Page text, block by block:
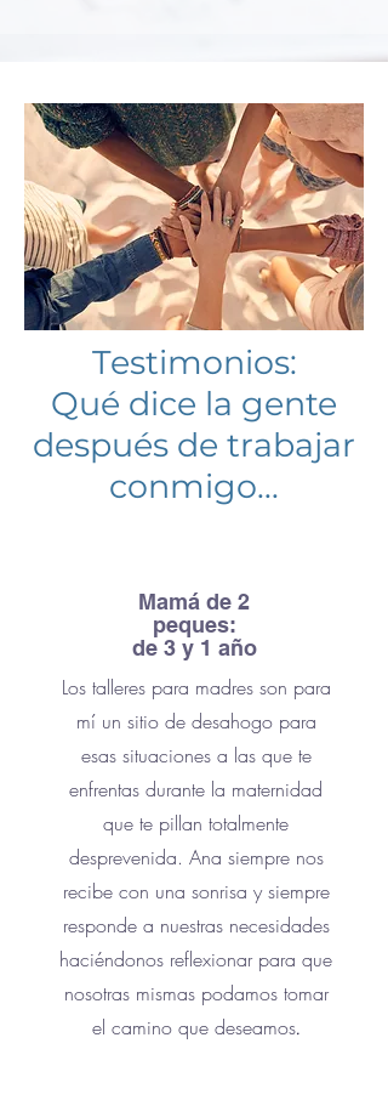
Testimonios:
Qué dice la gente
después de trabajar
conmigo...
Mamá de 2
peques:
de 3 y 1 año
Los talleres para madres son para
mí un sitio de desahogo para
esas situaciones a las que te
enfrentas durante la maternidad
que te pillan totalmente
desprevenida. Ana siempre nos
recibe con una sonrisa y siempre
responde a nuestras necesidades
haciéndonos reflexionar para que
nosotras mismas podamos tomar
el camino que deseamos.